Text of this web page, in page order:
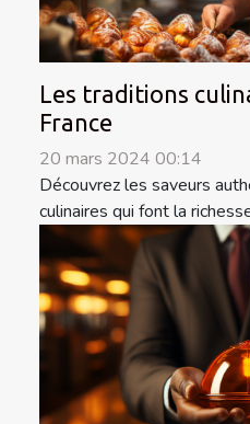
Les traditions
France
20 mars 2024 00:14
Découvrez les saveurs
culinaires qui font la